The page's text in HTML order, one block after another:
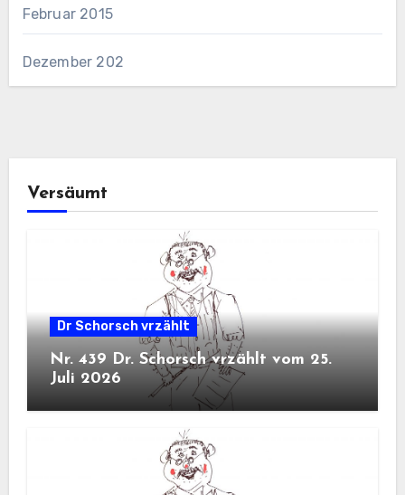
Februar 2015
Dezember 202
Versäumt
Dr Schorsch vrzählt
Nr. 439 Dr. Schorsch vrzählt vom 25.
Juli 2026